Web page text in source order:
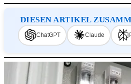
DIESEN ARTIKEL
ChatGPT Claude